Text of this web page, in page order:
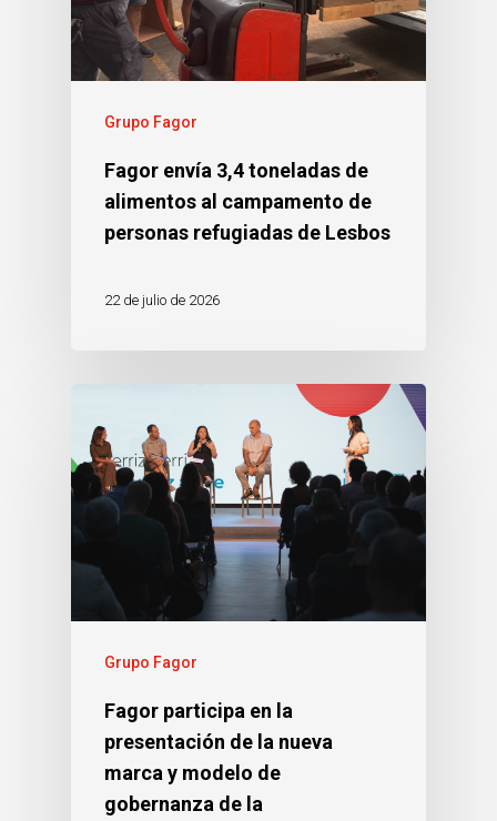
Grupo Fagor
Fagor envía 3,4 toneladas de
alimentos al campamento de
personas refugiadas de Lesbos
22 de julio de 2026
Grupo Fagor
Fagor participa en la
presentación de la nueva
marca y modelo de
gobernanza de la